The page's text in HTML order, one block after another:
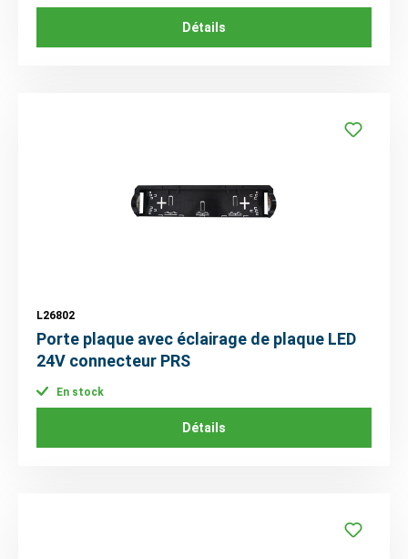
Détails
L26802
Porte plaque avec éclairage de plaque LED
24V connecteur PRS
En stock
Détails